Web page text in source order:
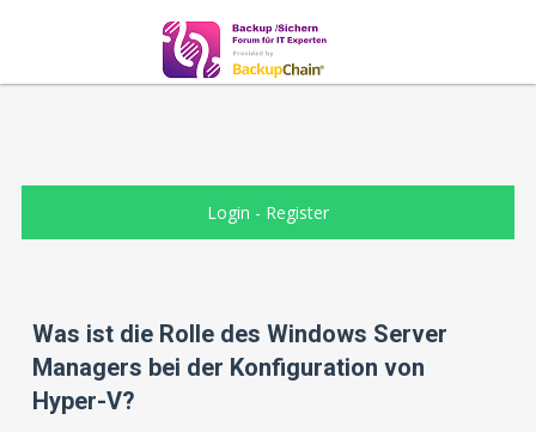
Login - Register
Was ist die Rolle des Windows Server
Managers bei der Konfiguration von
Hyper-V?